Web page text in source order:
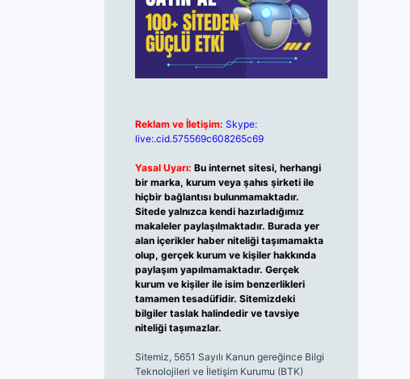
Reklam ve İletişim: Skype:
live:.cid.575569c608265c69
Yasal Uyarı: Bu internet sitesi, herhangi
bir marka, kurum veya şahıs şirketi ile
hiçbir bağlantısı bulunmamaktadır.
Sitede yalnızca kendi hazırladığımız
makaleler paylaşılmaktadır. Burada yer
alan içerikler haber niteliği taşımamakta
olup, gerçek kurum ve kişiler hakkında
paylaşım yapılmamaktadır. Gerçek
kurum ve kişiler ile isim benzerlikleri
tamamen tesadüfidir. Sitemizdeki
bilgiler taslak halindedir ve tavsiye
niteliği taşımazlar.
Sitemiz, 5651 Sayılı Kanun gereğince Bilgi
Teknolojileri ve İletişim Kurumu (BTK)